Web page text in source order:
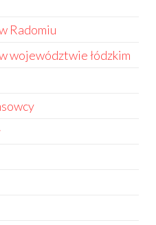
Radomiu
województwie łódzkim